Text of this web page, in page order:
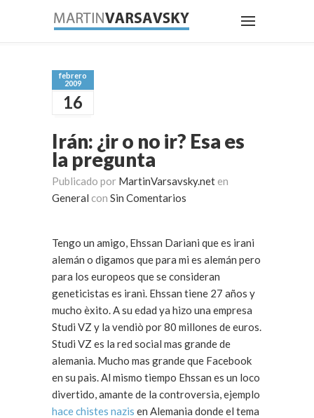
febrero
2009
16
Irán: ¿ir o no ir? Esa es
la pregunta
Publicado por MartinVarsavsky.net en
General con Sin Comentarios
Tengo un amigo, Ehssan Dariani que es irani
alemán o digamos que para mi es alemán pero
para los europeos que se consideran
geneticistas es iranì. Ehssan tiene 27 años y
mucho èxito. A su edad ya hizo una empresa
Studi VZ y la vendiò por 80 millones de euros.
Studi VZ es la red social mas grande de
alemania. Mucho mas grande que Facebook
en su pais. Al mismo tiempo Ehssan es un loco
divertido, amante de la controversia, ejemplo
hace chistes nazis en Alemania donde el tema